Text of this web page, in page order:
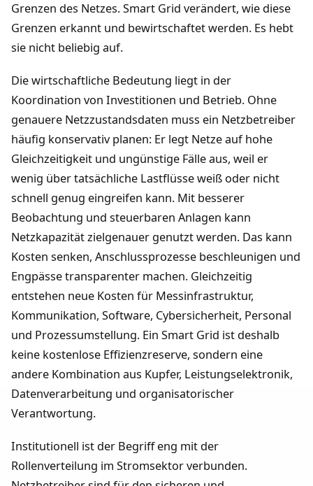
Grenzen des Netzes. Smart Grid verändert, wie diese
Grenzen erkannt und bewirtschaftet werden. Es hebt
sie nicht beliebig auf.
Die wirtschaftliche Bedeutung liegt in der
Koordination von Investitionen und Betrieb. Ohne
genauere Netzzustandsdaten muss ein Netzbetreiber
häufig konservativ planen: Er legt Netze auf hohe
Gleichzeitigkeit und ungünstige Fälle aus, weil er
wenig über tatsächliche Lastflüsse weiß oder nicht
schnell genug eingreifen kann. Mit besserer
Beobachtung und steuerbaren Anlagen kann
Netzkapazität zielgenauer genutzt werden. Das kann
Kosten senken, Anschlussprozesse beschleunigen und
Engpässe transparenter machen. Gleichzeitig
entstehen neue Kosten für Messinfrastruktur,
Kommunikation, Software, Cybersicherheit, Personal
und Prozessumstellung. Ein Smart Grid ist deshalb
keine kostenlose Effizienzreserve, sondern eine
andere Kombination aus Kupfer, Leistungselektronik,
Datenverarbeitung und organisatorischer
Verantwortung.
Institutionell ist der Begriff eng mit der
Rollenverteilung im Stromsektor verbunden.